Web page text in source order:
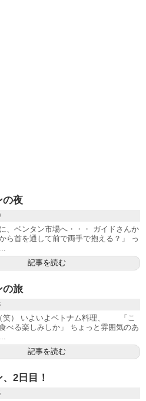
の夜
、ベンタン市場へ・・・ ガイドさんか
ら首を通して前で両手で抱える？」 っ
記事を読む
の旅
笑） いよいよベトナム料理、 「こ
べる楽しみしか」 ちょっと雰囲気のあ
記事を読む
2日目！